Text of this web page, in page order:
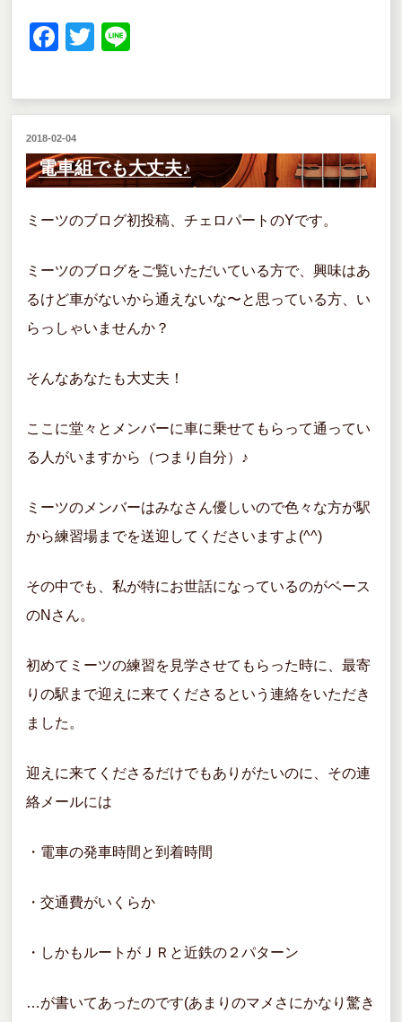
F
c
e
b
o
o
k
T
tt
er
e
投
稿
日:
2018-02-04
電車組でも大丈夫♪
ミーツのブログ初投稿、チェロパートのYです。
ミーツのブログをご覧いただいている方で、興味はあ
るけど車がないから通えないな〜と思っている方、い
らっしゃいませんか？
そんなあなたも大丈夫！
ここに堂々とメンバーに車に乗せてもらって通ってい
る人がいますから（つまり自分）♪
ミーツのメンバーはみなさん優しいので色々な方が駅
から練習場までを送迎してくださいますよ(^^)
その中でも、私が特にお世話になっているのがベース
のNさん。
初めてミーツの練習を見学させてもらった時に、最寄
りの駅まで迎えに来てくださるという連絡をいただき
ました。
迎えに来てくださるだけでもありがたいのに、その連
絡メールには
・電車の発車時間と到着時間
・交通費がいくらか
・しかもルートがＪＲと近鉄の２パターン
…が書いてあったのです(あまりのマメさにかなり驚き